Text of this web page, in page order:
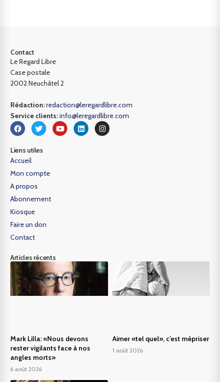
Contact
Le Regard Libre
Case postale
2002 Neuchâtel 2
Rédaction:redaction@leregardlibre.com
Service clients:info@leregardlibre.com
Liens utiles
Accueil
Mon compte
A propos
Abonnement
Kiosque
Faire un don
Contact
Articles récents
Mark Lilla: «Nous devons
rester vigilants face à nos
angles morts»
6 août 2026
Aimer «tel quel», c’est mépriser
1 août 2026